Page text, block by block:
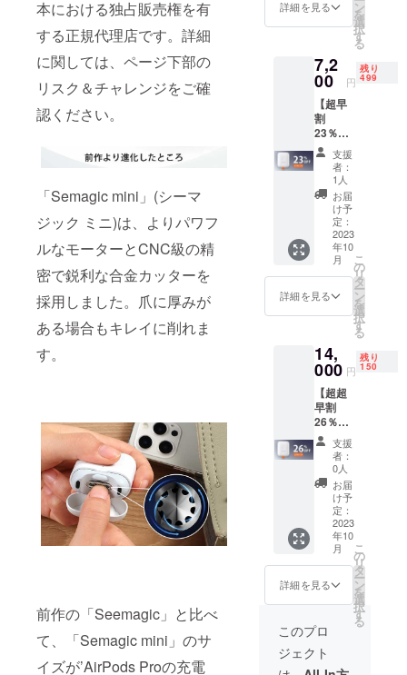
本における独占販売権を有
する正規代理店です。詳細
に関しては、ページ下部の
リスク＆チャレンジをご確
認ください。
「Semagic mini」(シーマ
ジック ミニ)は、よりパワフ
ルなモーターとCNC級の精
密で鋭利な合金カッターを
採用しました。爪に厚みが
ある場合もキレイに削れま
す。
前作の「Seemagic」と比べ
て、「Semagic mini」のサ
イズが’AirPods Proの充電
込） ※
送料無
料（日
限定）
内容
物： ・
「Seem
agic
mini」
本体 ・
掃除用
ブラシ
・充電
ケーブ
ル ・取
扱説明
書 各×1
詳細を見る ン
を
選
択
す
る
7,2
00 円
残り
499
【超早
割
23％OF
F】
「Seem
agic
mini」
×1セッ
ト 一般
予定販
売価
格:9,50
0円（税
込） ※
送料無
料（日
限定）
内容
物： ・
「Seem
agic
mini」
本体 ・
掃除用
ブラシ
・充電
ケーブ
ル ・取
扱説明
書 各×1
支援
者：
1人
お届
け予
定：
2023
年10
月
詳細を見る
こ
の
リ
タ
ー
ン
を
選
択
す
る
14,
000 円
残り
150
【超超
早割
26％OF
F】
「Seem
agic
mini」
×2セッ
ト 一般
予定販
売価
格:19,0
00円
（税
込） ※
送料無
料（日
本国内
限定）
内容
支援
者：
0人
お届
け予
定：
2023
年10
月
詳細を見る
こ
の
リ
タ
ー
ン
を
選
択
す
る
このプロ
ジェクト